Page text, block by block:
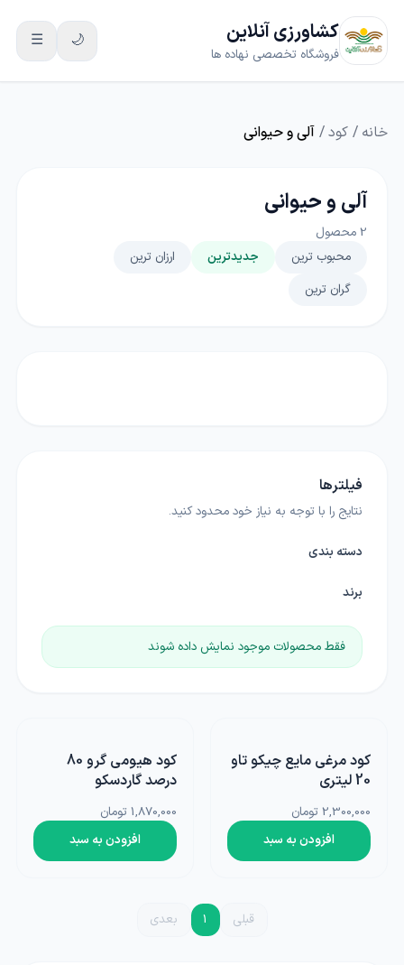
کشاورزی آنلاین
فروشگاه تخصصی نهاده ها
🌙
☰
خانه / کود/ آلی و حیوانی
آلی و حیوانی
2محصول
محبوب ترین
جدیدترین
ارزان ترین
گران ترین
فیلترها
نتایج را با توجه به نیاز خود محدود کنید.
دسته بندی
برند
فقط محصولات موجود نمایش داده شوند
کود مرغی مایع چیکو تاو
20 لیتری
2,300,000 تومان
افزودن به سبد
کود هیومی گرو 80
درصد گاردسکو
1,870,000 تومان
افزودن به سبد
قبلی 1 بعدی